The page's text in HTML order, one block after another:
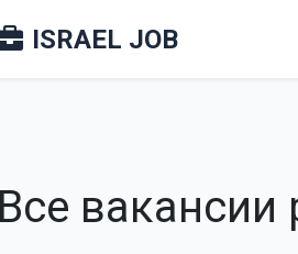
ISRAEL JOB
Все